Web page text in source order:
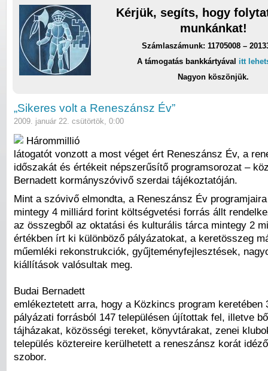
Kérjük, segíts, hogy
munkánkat!
Számlaszámunk: 11705008 –
A támogatás bankkártyával itt
Nagyon köszönjük.
„Sikeres volt a Reneszánsz Év”
2009. január 22. csütörtök, 0:00
Hárommillió
látogatót vonzott a most véget ért Reneszánsz Év, a
időszakát és értékeit népszerűsítő programsorozat –
Bernadett kormányszóvivő szerdai tájékoztatóján.
Mint a szóvivő elmondta, a Reneszánsz Év programjaira
mintegy 4 milliárd forint költségvetési forrás állt
az összegből az oktatási és kulturális tárca mintegy 2
értékben írt ki különböző pályázatokat, a keretösszeg
műemléki rekonstrukciók, gyűjteményfejlesztések,
kiállítások valósultak meg.
Budai Bernadett
emlékeztetett arra, hogy a Közkincs program keretében
pályázati forrásból 147 településen újítottak fel, illetve
tájházakat, közösségi tereket, könyvtárakat, zenei
település köztereire kerülhetett a reneszánsz korát idéző
szobor.